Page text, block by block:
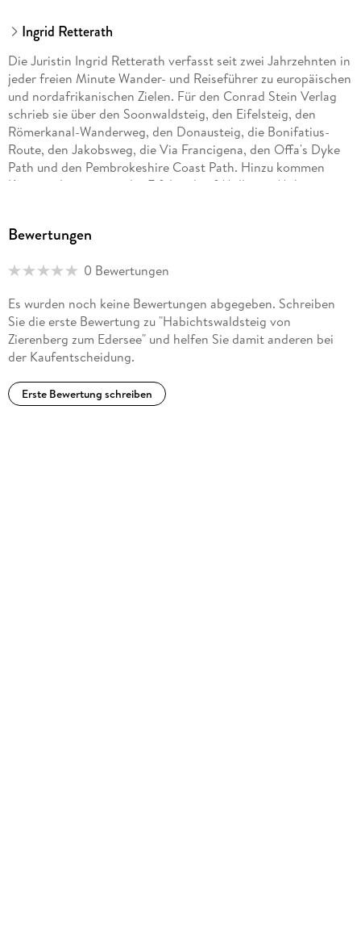
Ingrid Retterath
Die Juristin Ingrid Retterath verfasst seit zwei Jahrzehnten in
jeder freien Minute Wander- und Reiseführer zu europäischen
und nordafrikanischen Zielen. Für den Conrad Stein Verlag
schrieb sie über den Soonwaldsteig, den Eifelsteig, den
Römerkanal-Wanderweg, den Donausteig, die Bonifatius-
Route, den Jakobsweg, die Via Francigena, den Offa's Dyke
Path und den Pembrokeshire Coast Path. Hinzu kommen
Kurzwanderungen in der Eifel und auf Mallorca. Mehr verrät
Bewertungen
0 Bewertungen
Es wurden noch keine Bewertungen abgegeben. Schreiben
Sie die erste Bewertung zu "Habichtswaldsteig von
Zierenberg zum Edersee" und helfen Sie damit anderen bei
der Kaufentscheidung.
Erste Bewertung schreiben